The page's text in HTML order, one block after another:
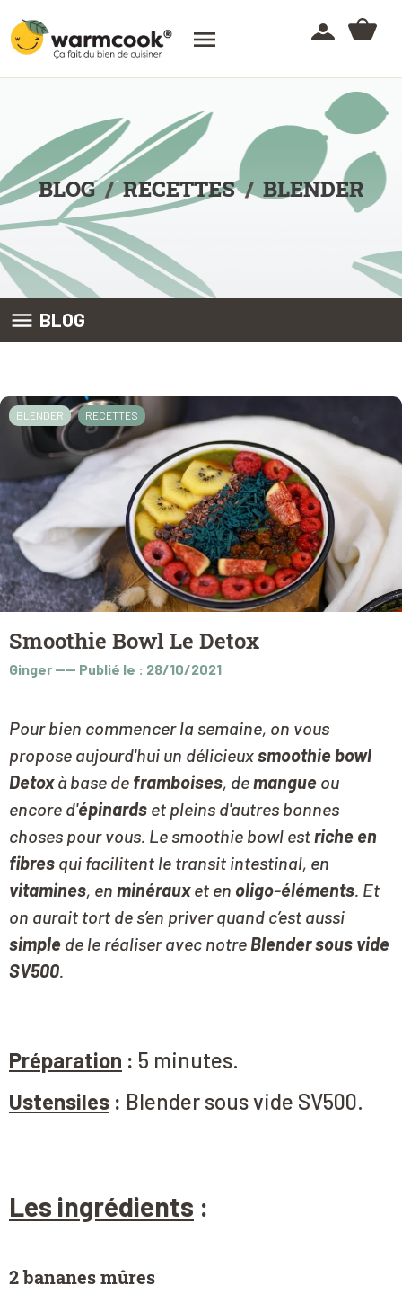

BLOG RECETTES BLENDER
 BLOG
BLENDER RECETTES
Smoothie Bowl Le Detox
Ginger ---- Publié le : 28/10/2021
Pour bien commencer la semaine, on vous
propose aujourd'hui un délicieuxsmoothie bowl
Detoxà base de framboises, de mangue ou
encore d'épinards et pleins d'autres bonnes
choses pour vous. Le smoothie bowl est riche en
fibres qui facilitent le transit intestinal, en
vitamines, en minérauxet en oligo-éléments . Et
on aurait tort de s’en priver quand c’est aussi
simple de le réaliser avec notre Blender sous vide
SV500
Préparation : 5 minutes.
Ustensiles : Blender sous vide SV500.
Les ingrédients :
2 bananes mûres